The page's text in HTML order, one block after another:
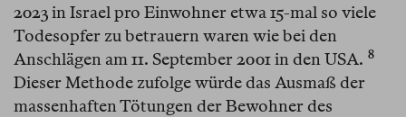
2023 in Israel pro Einwohner etwa 15-mal so viele
Todesopfer zu betrauern waren wie bei den
Anschlägen am 11. September 2001 in den USA.⁠ 8
Dieser Methode zufolge würde das Ausmaß der
massenhaften Tötungen der Bewohner des